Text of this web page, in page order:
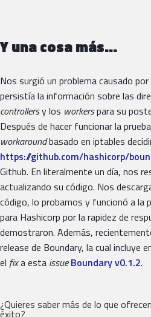
Y una cosa más…
Nos surgió un problema causado
persistía la información sobre las
controllersy los workerspara su
Después de hacer funcionar la
workaroundbasado en iptables
https://github.com/hashicorp/
Github. En literalmente un día, nos
actualizando su código. Nos
código, lo probamos y funcionó a la
para Hashicorp por la rapidez de
demostraron. Además,
release de Boundary, la cual incluye
el fixa esta issue Boundary v0.1.2.
¿Quieres saber más de lo que
éxito?